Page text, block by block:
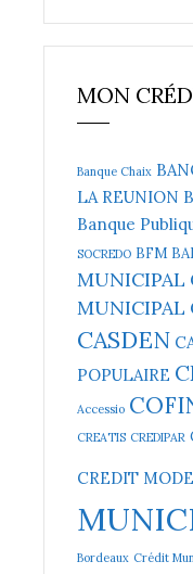
MON
Banque Chaix
LA REUNION
Banque
SOCREDO BFM
MUNICIPAL
MUNICIPAL
CASDEN
POPULAIRE
Accessio
CREATIS CREDIPAR
CREDIT
Bordeaux Crédit